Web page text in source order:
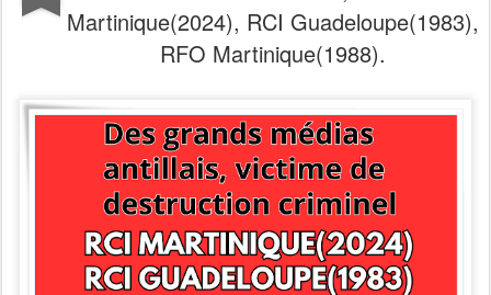
Martinique(2024), RCI Guadeloupe(1983),
RFO Martinique(1988).